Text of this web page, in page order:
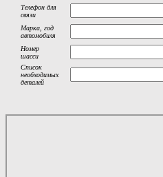
Телефон для
связи
Марка, год
автомобиля
Номер
шасси
Список
необходимых
деталей